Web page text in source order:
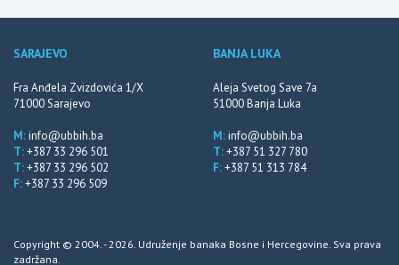
SARAJEVO
Fra Anđela Zvizdovića 1/X
71000 Sarajevo
M:info@ubbih.ba
T:+387 33 296 501
T:+387 33 296 502
F:+387 33 296 509
BANJA LUKA
Aleja Svetog Save 7a
51000 Banja Luka
M:info@ubbih.ba
T:+387 51 327 780
F:+387 51 313 784
Copyright © 2004. - 2026. Udruženje banaka Bosne i Hercegovine. Sva prava
zadržana.